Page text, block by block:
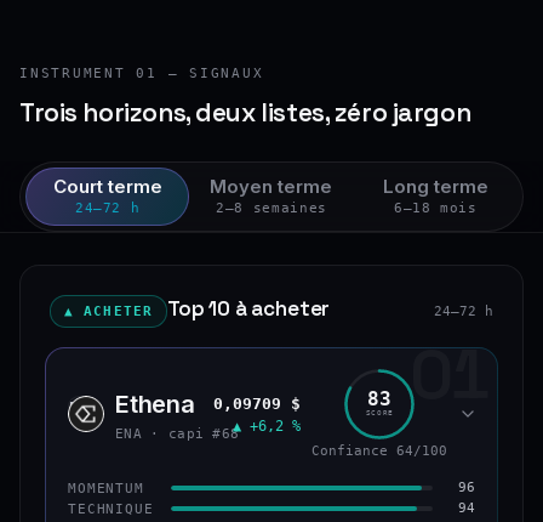
INSTRUMENT 01 — SIGNAUX
Trois horizons, deux listes, zéro jargon
Court terme
24–72 h
Moyen terme
2–8 semaines
Long terme
6–18 mois
▲ ACHETER Top 10 à acheter 24–72 h
01
ENA Ethena
ENA · capi #68
0,09709 $
▲ +6,2 %
83
SCORE
Confiance 64/100
MOMENTUM 96
TECHNIQUE 94